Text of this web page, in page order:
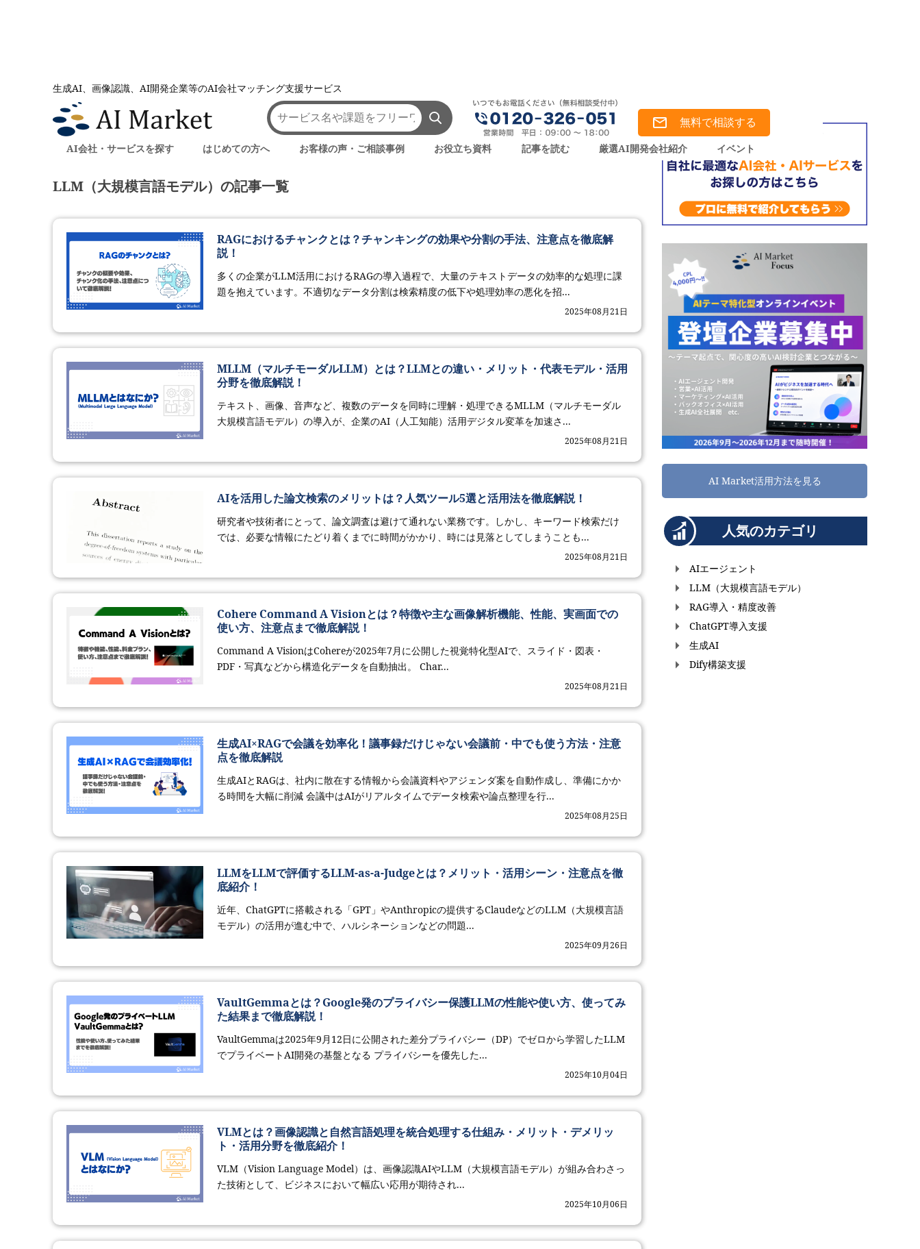
生成AI、画像認識、AI開発企業等のAI会社マッチング支援サービス
無料で相談する
AI会社・サービスを探す はじめての方へ お客様の声・ご相談事例 お役立ち資料 記事を読む 厳選AI開発会社紹介 イベント
AI会社とのマッチングは AI Market 記事一覧 LLM（大規模言語モデル）
記事一覧
LLM（大規模言語モデル）の記事一覧
RAGにおけるチャンクとは？チャンキングの効果や分割の手法、注意点を徹底解
説！
多くの企業がLLM活用におけるRAGの導入過程で、大量のテキストデータの効率的な処理に課
題を抱えています。不適切なデータ分割は検索精度の低下や処理効率の悪化を招...
2025年08月21日
MLLM（マルチモーダルLLM）とは？LLMとの違い・メリット・代表モデル・活用
分野を徹底解説！
テキスト、画像、音声など、複数のデータを同時に理解・処理できるMLLM（マルチモーダル
大規模言語モデル）の導入が、企業のAI（人工知能）活用デジタル変革を加速さ...
2025年08月21日
AIを活用した論文検索のメリットは？人気ツール5選と活用法を徹底解説！
研究者や技術者にとって、論文調査は避けて通れない業務です。しかし、キーワード検索だけ
では、必要な情報にたどり着くまでに時間がかかり、時には見落としてしまうことも...
2025年08月21日
Cohere Command A Visionとは？特徴や主な画像解析機能、性能、実画面での
使い方、注意点まで徹底解説！
Command A VisionはCohereが2025年7月に公開した視覚特化型AIで、スライド・図表・
PDF・写真などから構造化データを自動抽出。 Char...
2025年08月21日
生成AI×RAGで会議を効率化！議事録だけじゃない会議前・中でも使う方法・注意
点を徹底解説
生成AIとRAGは、社内に散在する情報から会議資料やアジェンダ案を自動作成し、準備にかか
る時間を大幅に削減 会議中はAIがリアルタイムでデータ検索や論点整理を行...
2025年08月25日
LLMをLLMで評価するLLM-as-a-Judgeとは？メリット・活用シーン・注意点を徹
底紹介！
近年、ChatGPTに搭載される「GPT」やAnthropicの提供するClaudeなどのLLM（大規模言語
モデル）の活用が進む中で、ハルシネーションなどの問題...
2025年09月26日
VaultGemmaとは？Google発のプライバシー保護LLMの性能や使い方、使ってみ
た結果まで徹底解説！
VaultGemmaは2025年9月12日に公開された差分プライバシー（DP）でゼロから学習したLLM
でプライベートAI開発の基盤となる プライバシーを優先した...
2025年10月04日
VLMとは？画像認識と自然言語処理を統合処理する仕組み・メリット・デメリッ
ト・活用分野を徹底紹介！
VLM（Vision Language Model）は、画像認識AIやLLM（大規模言語モデル）が組み合わさっ
た技術として、ビジネスにおいて幅広い応用が期待され...
2025年10月06日
AI Market活用方法を見る
人気のカテゴリ
AIエージェント
LLM（大規模言語モデル）
RAG導入・精度改善
ChatGPT導入支援
生成AI
Dify構築支援